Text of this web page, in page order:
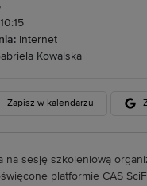
Internet
Kowalska
Zapisz w kalendarzu
na sesję szkoleniową
platformie CAS